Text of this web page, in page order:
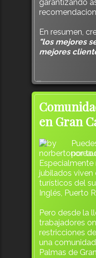
garantizando
En resumen,
"los mejores
mejores
400
en Gran
por
jubilados viven
turísticos del
Inglés, Puerto
Pero desde la
trabajadores
restricciones
una
Palmas de